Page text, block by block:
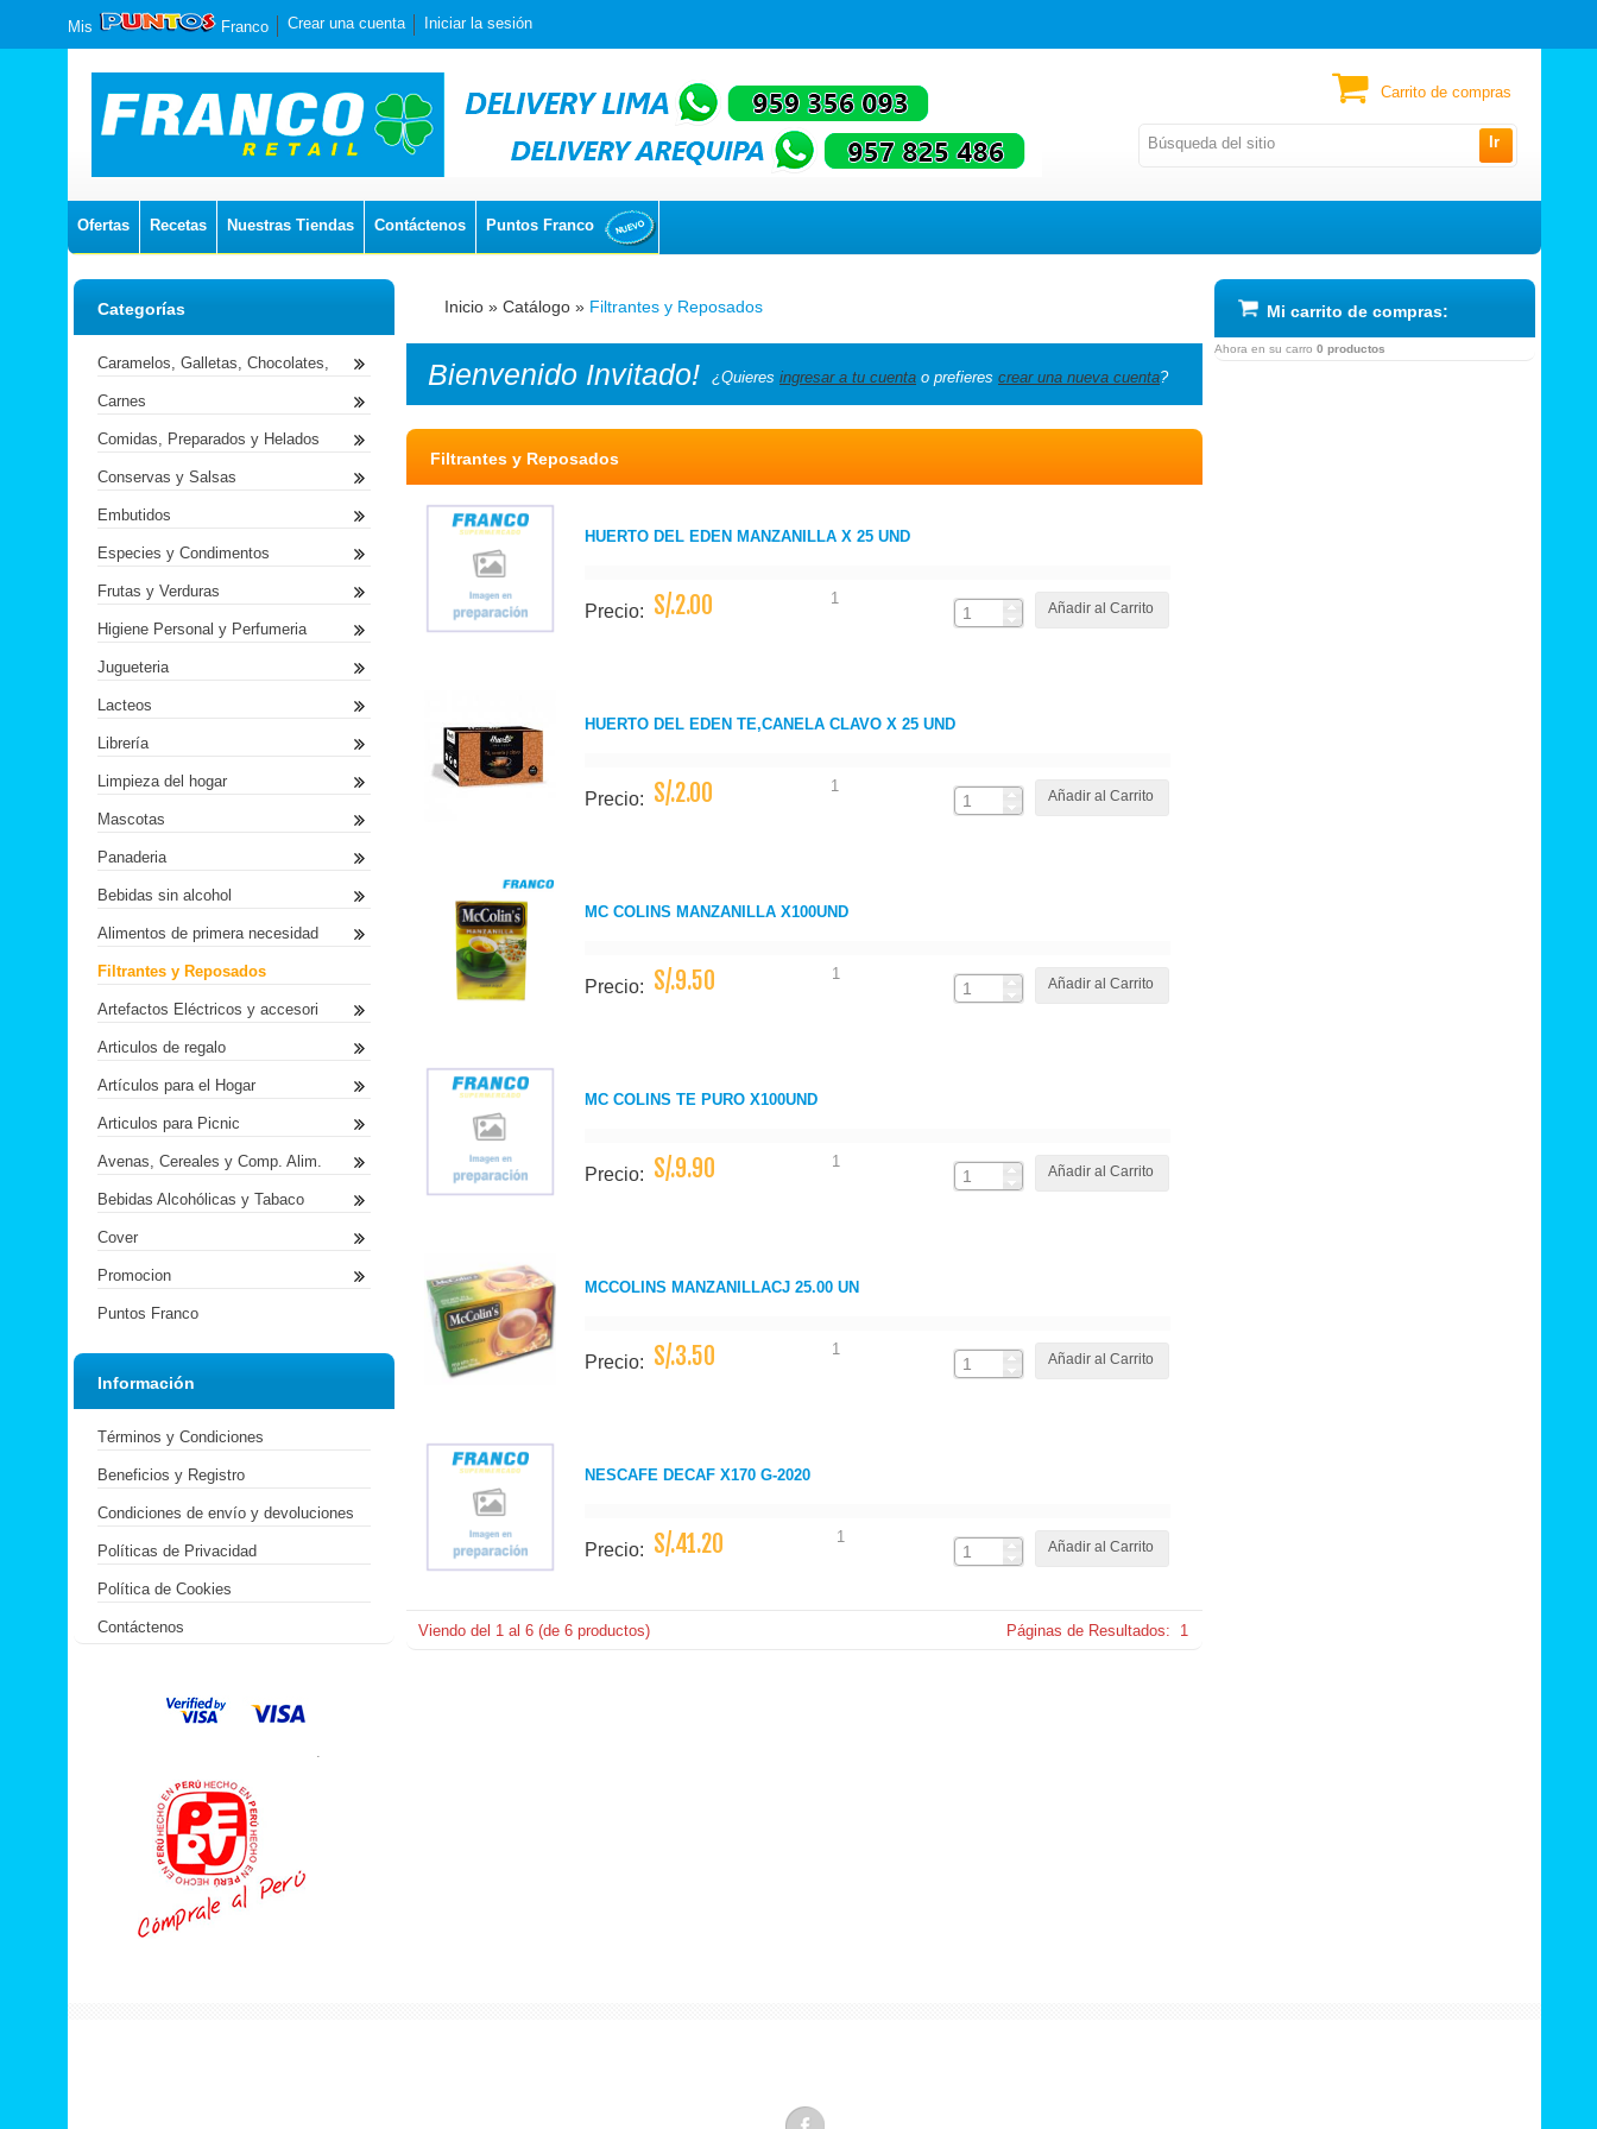
Ir
Mis Franco Crear una cuenta Iniciar la sesión
Ofertas Recetas Nuestras Tiendas Contáctenos Puntos Franco
Carrito de compras
Inicio » Catálogo » Filtrantes y Reposados
Bienvenido Invitado! ¿Quieres ingresar a tu cuenta o prefieres crear una nueva cuenta?
Filtrantes y Reposados
HUERTO DEL EDEN MANZANILLA X 25 UND
Precio: S/.2.00 1
Añadir al Carrito
HUERTO DEL EDEN TE,CANELA CLAVO X 25 UND
Precio: S/.2.00 1
Añadir al Carrito
MC COLINS MANZANILLA X100UND
Precio: S/.9.50 1
Añadir al Carrito
MC COLINS TE PURO X100UND
Precio: S/.9.90 1
Añadir al Carrito
MCCOLINS MANZANILLACJ 25.00 UN
Precio: S/.3.50 1
Añadir al Carrito
NESCAFE DECAF X170 G-2020
Precio: S/.41.20 1
Añadir al Carrito
Viendo del 1 al 6 (de 6 productos) Páginas de Resultados: 1
Categorías
Caramelos, Galletas, Chocolates,
Carnes
Comidas, Preparados y Helados
Conservas y Salsas
Embutidos
Especies y Condimentos
Frutas y Verduras
Higiene Personal y Perfumeria
Jugueteria
Lacteos
Librería
Limpieza del hogar
Mascotas
Panaderia
Bebidas sin alcohol
Alimentos de primera necesidad
Filtrantes y Reposados
Artefactos Eléctricos y accesori
Articulos de regalo
Artículos para el Hogar
Articulos para Picnic
Avenas, Cereales y Comp. Alim.
Bebidas Alcohólicas y Tabaco
Cover
Promocion
Puntos Franco
Información
Términos y Condiciones
Beneficios y Registro
Condiciones de envío y devoluciones
Políticas de Privacidad
Política de Cookies
Contáctenos
.
Mi carrito de compras:
Ahora en su carro 0 productos